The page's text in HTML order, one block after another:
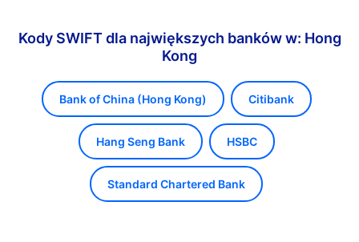
Kody SWIFT dla największych banków w: Hong
Kong
Bank of China (Hong Kong) Citibank
Hang Seng Bank HSBC
Standard Chartered Bank